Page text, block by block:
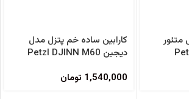
متئور
کارابین ساده خم پتزل مدل
دیجین Petzl DJINN M60
1,540,000 تومان